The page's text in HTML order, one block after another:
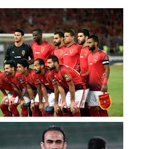
مقالات واراء
محافظات
القاهرة
القليوبية
الجيزة